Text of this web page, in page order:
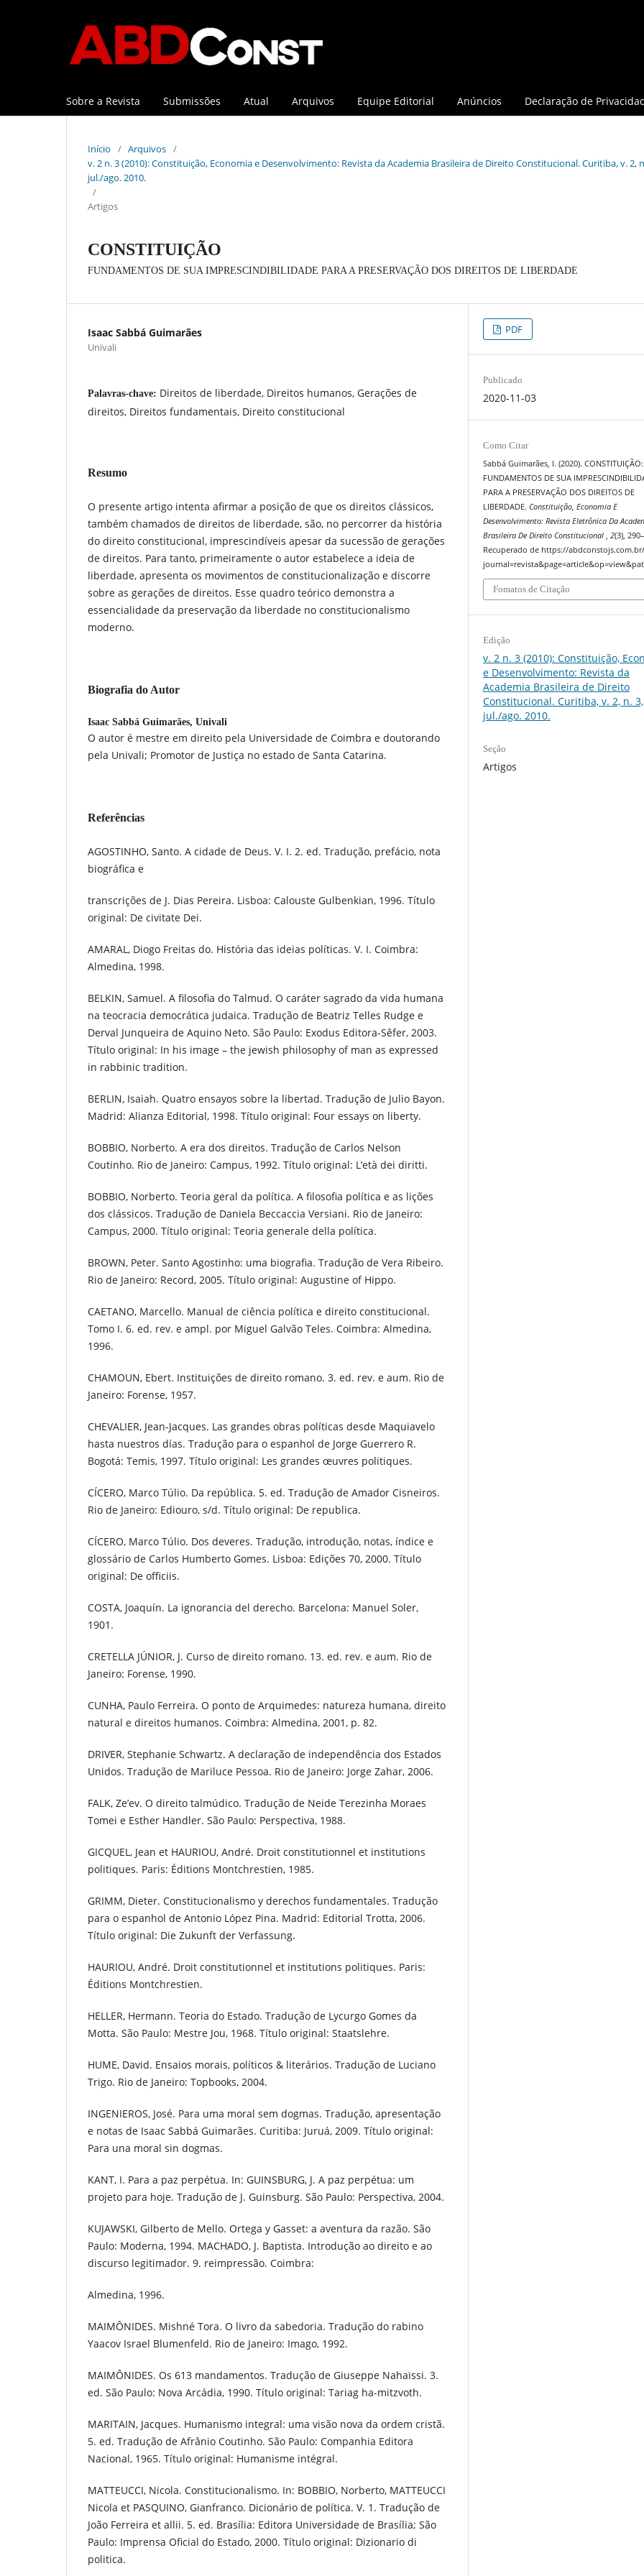
Sobre a Revista Submissões Atual Arquivos Equipe Editorial Anúncios Declaração de
Início / Arquivos /
v. 2 n. 3 (2010): Constituição, Economia e Desenvolvimento: Revista da Academia Brasileira de Direito Constitucional. Curitiba, v. 2,
jul./ago. 2010.
/
Artigos
CONSTITUIÇÃO
FUNDAMENTOS DE SUA IMPRESCINDIBILIDADE PARA A PRESERVAÇÃO DOS DIREITOS DE LIBERDADE
Isaac Sabbá Guimarães
Univali
Palavras-chave: Direitos de liberdade, Direitos humanos, Gerações de
direitos, Direitos fundamentais, Direito constitucional
Resumo
O presente artigo intenta afirmar a posição de que os direitos clássicos,
também chamados de direitos de liberdade, são, no percorrer da história
do direito constitucional, imprescindíveis apesar da sucessão de gerações
de direitos. Para tanto, primeiramente o autor estabelece a ideia de
liberdade, apresenta os movimentos de constitucionalização e discorre
sobre as gerações de direitos. Esse quadro teórico demonstra a
essencialidade da preservação da liberdade no constitucionalismo
moderno.
Biografia do Autor
Isaac Sabbá Guimarães, Univali
O autor é mestre em direito pela Universidade de Coimbra e doutorando
pela Univali; Promotor de Justiça no estado de Santa Catarina.
Referências
AGOSTINHO, Santo. A cidade de Deus. V. I. 2. ed. Tradução, prefácio, nota
biográfica e
transcrições de J. Dias Pereira. Lisboa: Calouste Gulbenkian, 1996. Título
original: De civitate Dei.
AMARAL, Diogo Freitas do. História das ideias políticas. V. I. Coimbra:
Almedina, 1998.
BELKIN, Samuel. A filosofia do Talmud. O caráter sagrado da vida humana
na teocracia democrática judaica. Tradução de Beatriz Telles Rudge e
Derval Junqueira de Aquino Neto. São Paulo: Exodus Editora-Sêfer, 2003.
Título original: In his image – the jewish philosophy of man as expressed
in rabbinic tradition.
BERLIN, Isaiah. Quatro ensayos sobre la libertad. Tradução de Julio Bayon.
Madrid: Alianza Editorial, 1998. Título original: Four essays on liberty.
BOBBIO, Norberto. A era dos direitos. Tradução de Carlos Nelson
Coutinho. Rio de Janeiro: Campus, 1992. Título original: L’età dei diritti.
BOBBIO, Norberto. Teoria geral da política. A filosofia política e as lições
dos clássicos. Tradução de Daniela Beccaccia Versiani. Rio de Janeiro:
Campus, 2000. Título original: Teoria generale della política.
BROWN, Peter. Santo Agostinho: uma biografia. Tradução de Vera Ribeiro.
Rio de Janeiro: Record, 2005. Título original: Augustine of Hippo.
CAETANO, Marcello. Manual de ciência política e direito constitucional.
Tomo I. 6. ed. rev. e ampl. por Miguel Galvão Teles. Coimbra: Almedina,
1996.
CHAMOUN, Ebert. Instituições de direito romano. 3. ed. rev. e aum. Rio de
Janeiro: Forense, 1957.
CHEVALIER, Jean-Jacques. Las grandes obras políticas desde Maquiavelo
hasta nuestros días. Tradução para o espanhol de Jorge Guerrero R.
Bogotá: Temis, 1997. Título original: Les grandes œuvres politiques.
CÍCERO, Marco Túlio. Da república. 5. ed. Tradução de Amador Cisneiros.
Rio de Janeiro: Ediouro, s/d. Título original: De republica.
CÍCERO, Marco Túlio. Dos deveres. Tradução, introdução, notas, índice e
glossário de Carlos Humberto Gomes. Lisboa: Edições 70, 2000. Título
original: De officiis.
COSTA, Joaquín. La ignorancia del derecho. Barcelona: Manuel Soler,
1901.
CRETELLA JÚNIOR, J. Curso de direito romano. 13. ed. rev. e aum. Rio de
Janeiro: Forense, 1990.
CUNHA, Paulo Ferreira. O ponto de Arquimedes: natureza humana, direito
natural e direitos humanos. Coimbra: Almedina, 2001, p. 82.
DRIVER, Stephanie Schwartz. A declaração de independência dos Estados
Unidos. Tradução de Mariluce Pessoa. Rio de Janeiro: Jorge Zahar, 2006.
FALK, Ze’ev. O direito talmúdico. Tradução de Neide Terezinha Moraes
Tomei e Esther Handler. São Paulo: Perspectiva, 1988.
GICQUEL, Jean et HAURIOU, André. Droit constitutionnel et institutions
politiques. Paris: Éditions Montchrestien, 1985.
GRIMM, Dieter. Constitucionalismo y derechos fundamentales. Tradução
para o espanhol de Antonio López Pina. Madrid: Editorial Trotta, 2006.
Título original: Die Zukunft der Verfassung.
HAURIOU, André. Droit constitutionnel et institutions politiques. Paris:
Éditions Montchrestien.
HELLER, Hermann. Teoria do Estado. Tradução de Lycurgo Gomes da
Motta. São Paulo: Mestre Jou, 1968. Título original: Staatslehre.
HUME, David. Ensaios morais, políticos & literários. Tradução de Luciano
Trigo. Rio de Janeiro: Topbooks, 2004.
INGENIEROS, José. Para uma moral sem dogmas. Tradução, apresentação
e notas de Isaac Sabbá Guimarães. Curitiba: Juruá, 2009. Título original:
Para una moral sin dogmas.
KANT, I. Para a paz perpétua. In: GUINSBURG, J. A paz perpétua: um
projeto para hoje. Tradução de J. Guinsburg. São Paulo: Perspectiva, 2004.
KUJAWSKI, Gilberto de Mello. Ortega y Gasset: a aventura da razão. São
Paulo: Moderna, 1994. MACHADO, J. Baptista. Introdução ao direito e ao
discurso legitimador. 9. reimpressão. Coimbra:
Almedina, 1996.
MAIMÔNIDES. Mishné Tora. O livro da sabedoria. Tradução do rabino
Yaacov Israel Blumenfeld. Rio de Janeiro: Imago, 1992.
MAIMÔNIDES. Os 613 mandamentos. Tradução de Giuseppe Nahaïssi. 3.
ed. São Paulo: Nova Arcádia, 1990. Título original: Tariag ha-mitzvoth.
MARITAIN, Jacques. Humanismo integral: uma visão nova da ordem cristã.
5. ed. Tradução de Afrânio Coutinho. São Paulo: Companhia Editora
Nacional, 1965. Título original: Humanisme intégral.
MATTEUCCI, Nicola. Constitucionalismo. In: BOBBIO, Norberto, MATTEUCCI
Nicola et PASQUINO, Gianfranco. Dicionário de política. V. 1. Tradução de
João Ferreira et allii. 5. ed. Brasília: Editora Universidade de Brasília; São
Paulo: Imprensa Oficial do Estado, 2000. Título original: Dizionario di
politica.
PDF
Publicado
2020-11-03
Como Citar
Sabbá Guimarães, I. (2020). CONSTITUIÇÃO:
FUNDAMENTOS DE SUA
PARA A PRESERVAÇÃO DOS DIREITOS DE
LIBERDADE.Constituição, Economia E
Desenvolvimento: Revista Eletrônica Da
Brasileira De Direito Constitucional,2(3),
Recuperado de https://
Fomatos de Citação
Edição
v. 2 n. 3 (2010): Constituição,
e Desenvolvimento: Revista da
Academia Brasileira de Direito
Constitucional. Curitiba, v. 2, n. 3,
jul./ago. 2010.
Seção
Artigos